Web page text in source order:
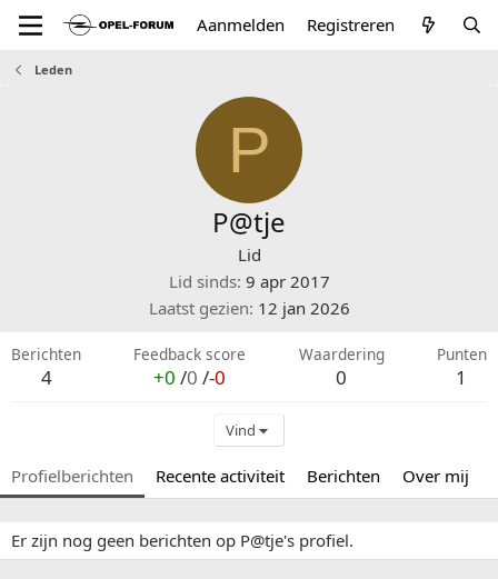
Aanmelden Registreren
Leden
P
P@tje
Lid
Lid sinds 9 apr 2017
Laatst gezien 12 jan 2026
Berichten
4
Feedback score
+0 /0 /-0
Waardering
0
Punten
1
Vind
Profielberichten Recente activiteit Berichten Over mij
Er zijn nog geen berichten op P@tje's profiel.